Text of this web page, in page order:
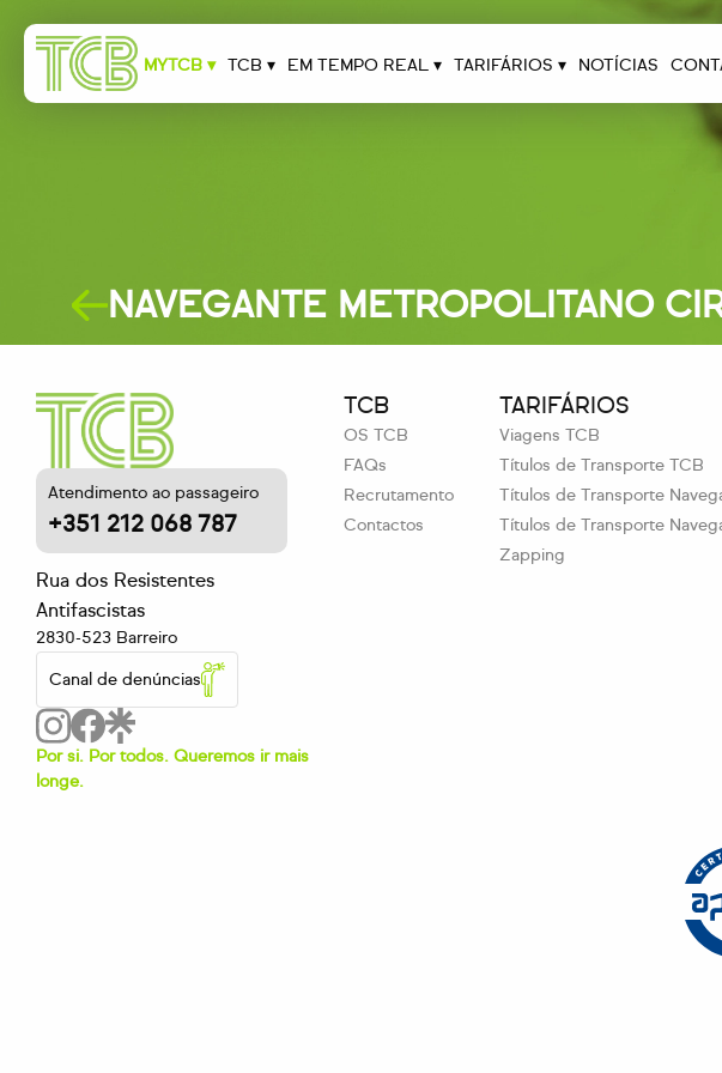
MYTCB ▾ TCB ▾ EM TEMPO REAL ▾ TARIFÁRIOS ▾ NOTÍCIAS
NAVEGANTE METROPOLITANO
Atendimento ao passageiro
+351 212 068 787
Rua dos Resistentes
Antifascistas
2830-523 Barreiro
Canal de denúncias
Por si. Por todos. Queremos ir mais
longe.
TCB
OS TCB
FAQs
Recrutamento
Contactos
TARIFÁRIOS
Viagens TCB
Títulos de Transporte TCB
Títulos de Transporte
Títulos de Transporte
Zapping